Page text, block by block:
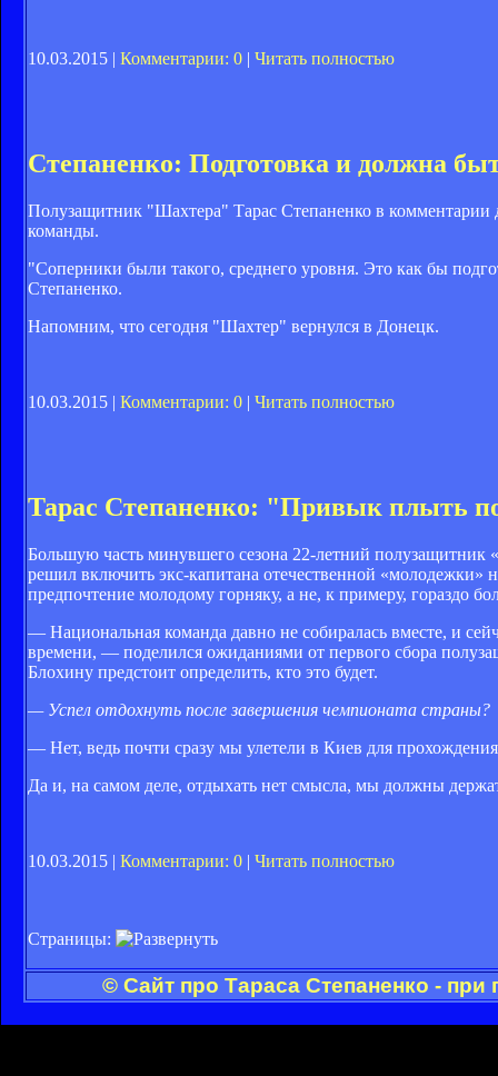
10.03.2015 | Комментарии: 0 | Читать полностью
Степаненко: Подготовка и должна
Полузащитник "Шахтера" Тарас Степаненко в комментарии
команды.
"Соперники были такого, среднего уровня. Это как бы
Степаненко.
Напомним, что сегодня "Шахтер" вернулся в Донецк.
10.03.2015 | Комментарии: 0 | Читать полностью
Тарас Степаненко: "Привык плыть
Большую часть минувшего сезона 22-летний полузащитник
решил включить экс-капитана отечественной «молодежки»
предпочтение молодому горняку, а не, к примеру, гораздо
— Национальная команда давно не собиралась вместе, и
времени, — поделился ожиданиями от первого сбора
Блохину предстоит определить, кто это будет.
— Успел отдохнуть после завершения чемпионата страны?
— Нет, ведь почти сразу мы улетели в Киев для
Да и, на самом деле, отдыхать нет смысла, мы должны
10.03.2015 | Комментарии: 0 | Читать полностью
Страницы:
© Сайт про Тараса Степаненко -